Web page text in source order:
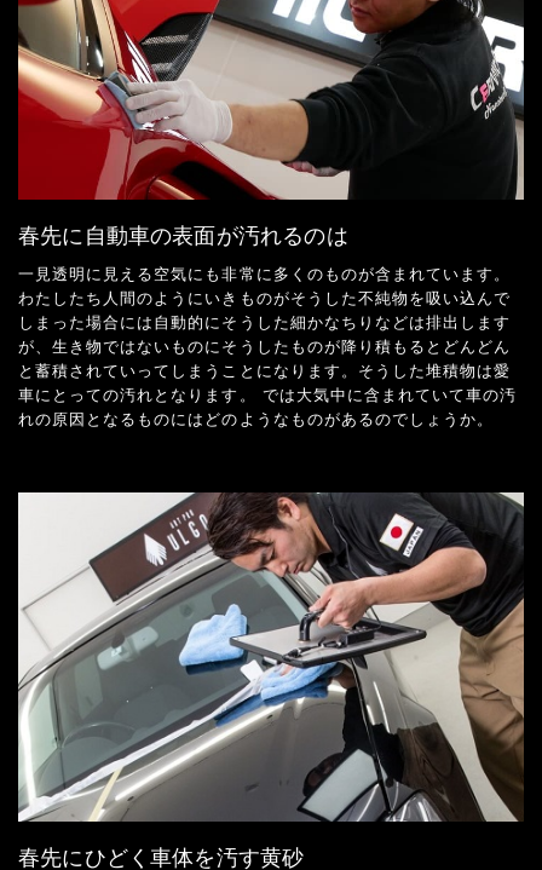
春先に自動車の表面が汚れるのは
一見透明に見える空気にも非常に多くのものが含まれています。
わたしたち人間のようにいきものがそうした不純物を吸い込んで
しまった場合には自動的にそうした細かなちりなどは排出します
が、生き物ではないものにそうしたものが降り積もるとどんどん
と蓄積されていってしまうことになります。そうした堆積物は愛
車にとっての汚れとなります。 では大気中に含まれていて車の汚
れの原因となるものにはどのようなものがあるのでしょうか。
春先にひどく車体を汚す黄砂